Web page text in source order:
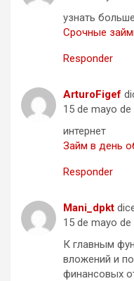
узнать больше
Срочные
Responder
ArturoFigef
15 de mayo de
интернет
Займ в день
Responder
Mani_dpkt
15 de mayo de
К главным
вложений и
финансовых